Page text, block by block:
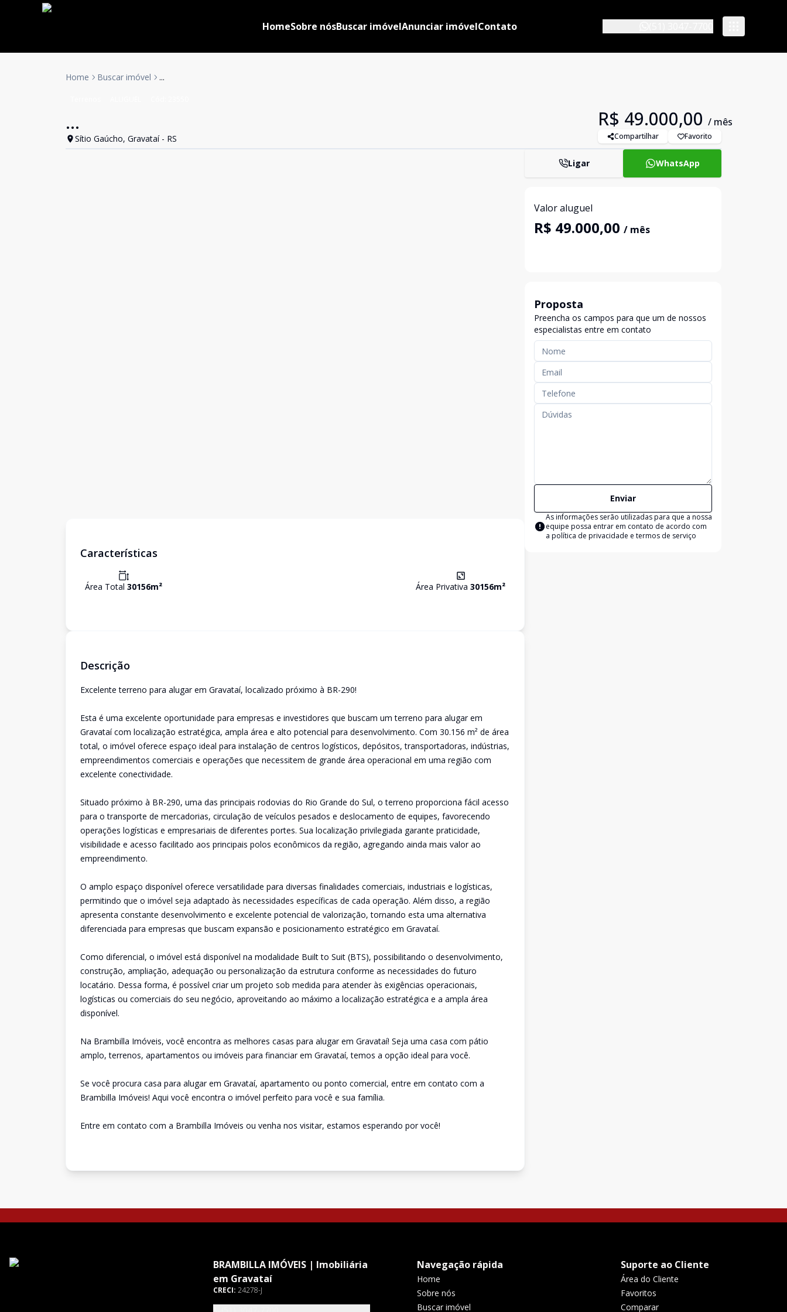
HomeSobre nósBuscar imóvelAnunciar imóvelContato
Home Buscar imóvel ...
...
Sítio Gaúcho, Gravataí - RS
R$ 49.000,00 / mês
Compartilhar Favorito
Características
Área Total 30156m² Área Privativa 30156m²
Descrição
Excelente terreno para alugar em Gravataí, localizado próximo à BR-290!
Esta é uma excelente oportunidade para empresas e investidores que buscam um terreno para alugar em
Gravataí com localização estratégica, ampla área e alto potencial para desenvolvimento. Com 30.156 m² de área
total, o imóvel oferece espaço ideal para instalação de centros logísticos, depósitos, transportadoras, indústrias,
empreendimentos comerciais e operações que necessitem de grande área operacional em uma região com
excelente conectividade.
Situado próximo à BR-290, uma das principais rodovias do Rio Grande do Sul, o terreno proporciona fácil acesso
para o transporte de mercadorias, circulação de veículos pesados e deslocamento de equipes, favorecendo
operações logísticas e empresariais de diferentes portes. Sua localização privilegiada garante praticidade,
visibilidade e acesso facilitado aos principais polos econômicos da região, agregando ainda mais valor ao
empreendimento.
O amplo espaço disponível oferece versatilidade para diversas finalidades comerciais, industriais e logísticas,
permitindo que o imóvel seja adaptado às necessidades específicas de cada operação. Além disso, a região
apresenta constante desenvolvimento e excelente potencial de valorização, tornando esta uma alternativa
diferenciada para empresas que buscam expansão e posicionamento estratégico em Gravataí.
Como diferencial, o imóvel está disponível na modalidade Built to Suit (BTS), possibilitando o desenvolvimento,
construção, ampliação, adequação ou personalização da estrutura conforme as necessidades do futuro
locatário. Dessa forma, é possível criar um projeto sob medida para atender às exigências operacionais,
logísticas ou comerciais do seu negócio, aproveitando ao máximo a localização estratégica e a ampla área
disponível.
Na Brambilla Imóveis, você encontra as melhores casas para alugar em Gravataí! Seja uma casa com pátio
amplo, terrenos, apartamentos ou imóveis para financiar em Gravataí, temos a opção ideal para você.
Se você procura casa para alugar em Gravataí, apartamento ou ponto comercial, entre em contato com a
Brambilla Imóveis! Aqui você encontra o imóvel perfeito para você e sua família.
Entre em contato com a Brambilla Imóveis ou venha nos visitar, estamos esperando por você!
Ligar WhatsApp
Valor aluguel
R$ 49.000,00 / mês
Proposta
Preencha os campos para que um de nossos
especialistas entre em contato
Enviar
As informações serão utilizadas para que a nossa
equipe possa entrar em contato de acordo com
a política de privacidade e termos de serviço
BRAMBILLA IMÓVEIS | Imobiliária
em Gravataí
CRECI: 24278-J
Navegação rápida
Home
Sobre nós
Buscar imóvel
Suporte ao Cliente
Área do Cliente
Favoritos
Comparar